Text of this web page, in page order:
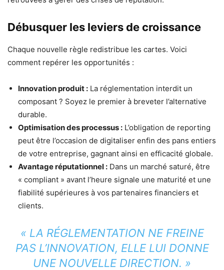
Débusquer les leviers de croissance
Chaque nouvelle règle redistribue les cartes. Voici
comment repérer les opportunités :
Innovation produit : La réglementation interdit un
composant ? Soyez le premier à breveter l’alternative
durable.
Optimisation des processus : L’obligation de reporting
peut être l’occasion de digitaliser enfin des pans entiers
de votre entreprise, gagnant ainsi en efficacité globale.
Avantage réputationnel : Dans un marché saturé, être
« compliant » avant l’heure signale une maturité et une
fiabilité supérieures à vos partenaires financiers et
clients.
« LA RÉGLEMENTATION NE FREINE
PAS L’INNOVATION, ELLE LUI DONNE
UNE NOUVELLE DIRECTION. »